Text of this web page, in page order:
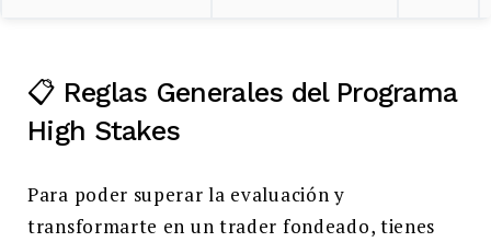
📋 Reglas Generales del Programa
High Stakes
Para poder superar la evaluación y
transformarte en un trader fondeado, tienes